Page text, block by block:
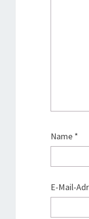
Name *
E-Mail-